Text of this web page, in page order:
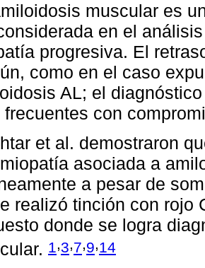
muscular es
en el
progresiva. El
como en el caso
AL; el
frecuentes con
et al. demostraron
asociada a
a pesar de
realizó tinción con rojo
donde se logra
1 ,3,7,9,14